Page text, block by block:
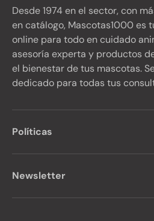
Desde 1974 en el sector, con
en catálogo, Mascotas1000 es
online para todo en cuidado
asesoría experta y productos
el bienestar de tus mascotas.
dedicado para todas tus
Políticas
Newsletter